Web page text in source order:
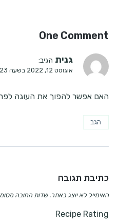
One Comment
גנית הגיב:
אוגוסט 12, 2022 בשעה 08:23
האם אפשר להפוך את העוגה
הגב
כתיבת תגובה
האימייל לא יוצג באתר. שדות החובה
Recipe Rating